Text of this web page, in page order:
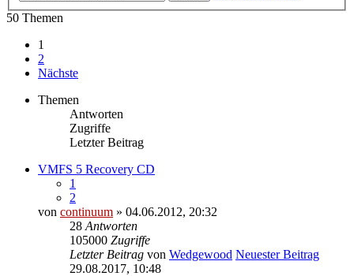
50 Themen
1
2
Nächste
Themen
Antworten
Zugriffe
Letzter Beitrag
VMFS 5 Recovery CD
1
2
von continuum » 04.06.2012, 20:32
28 Antworten
105000 Zugriffe
Letzter Beitrag von Wedgewood Neuester Beitrag
29.08.2017, 10:48